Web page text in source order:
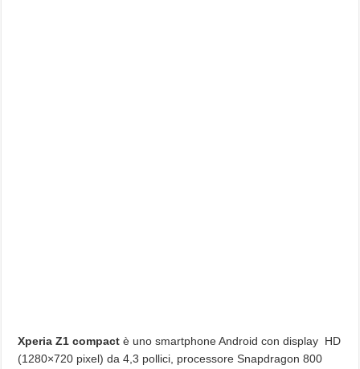
Xperia Z1 compact è uno smartphone Android con display HD
(1280×720 pixel) da 4,3 pollici, processore Snapdragon 800